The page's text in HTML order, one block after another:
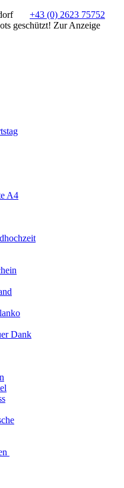
+43 (0) 2623 75752
geschützt! Zur Anzeige
A4
Dank